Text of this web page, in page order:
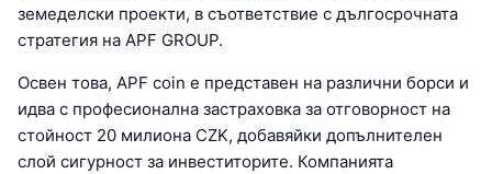
земеделски проекти, в съответствие с дългосрочната
стратегия на APF GROUP.
Освен това, APF coin е представен на различни борси и
идва с професионална застраховка за отговорност на
стойност 20 милиона CZK, добавяйки допълнителен
слой сигурност за инвеститорите. Компанията